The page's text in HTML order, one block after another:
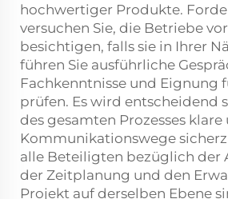
hochwertiger Produkte.
versuchen Sie, die Betriebe
besichtigen, falls sie in Ihrer
führen Sie ausführliche
Fachkenntnisse und Eignung
prüfen. Es wird entscheidend
des gesamten Prozesses
Kommunikationswege
alle Beteiligten bezüglich der
der Zeitplanung und den
Projekt auf derselben Ebene